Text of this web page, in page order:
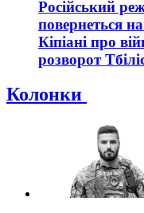
Російський
повернеться
Кіпіані про
розворот
Колонки